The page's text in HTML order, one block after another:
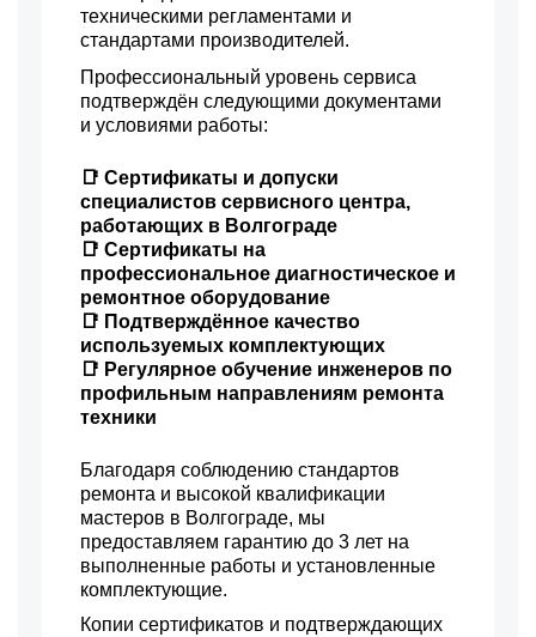
техническими регламентами и
стандартами производителей.
Профессиональный уровень сервиса
подтверждён следующими документами
и условиями работы:
📑 Сертификаты и допуски
специалистов сервисного центра,
работающих в Волгограде
📑 Сертификаты на
профессиональное диагностическое и
ремонтное оборудование
📑 Подтверждённое качество
используемых комплектующих
📑 Регулярное обучение инженеров по
профильным направлениям ремонта
техники
Благодаря соблюдению стандартов
ремонта и высокой квалификации
мастеров в Волгограде, мы
предоставляем гарантию до 3 лет на
выполненные работы и установленные
комплектующие.
Копии сертификатов и подтверждающих